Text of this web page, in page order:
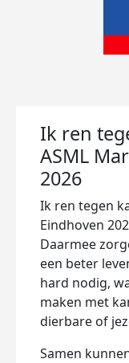
Ik ren
ASML
2026
Ik ren tegen
Eindhoven
Daarmee
een beter
hard nodig,
maken met
dierbare of
Samen